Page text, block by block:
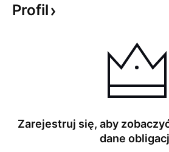
Profil
Zarejestruj się, aby
dane